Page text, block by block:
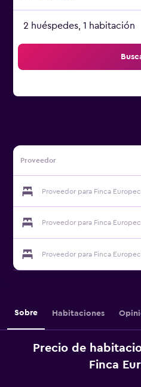
2 huéspedes, 1 habitación
Proveedor
Proveedor para Finca
Proveedor para Finca
Proveedor para Finca
Sobre Habitaciones
Precio de
Finca